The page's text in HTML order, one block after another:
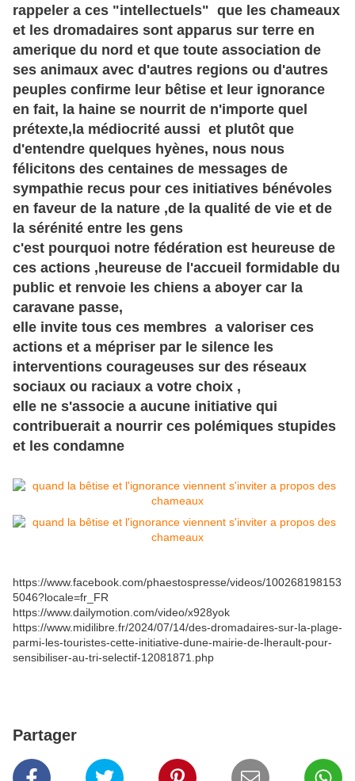
rappeler a ces "intellectuels" que les chameaux
et les dromadaires sont apparus sur terre en
amerique du nord et que toute association de
ses animaux avec d'autres regions ou d'autres
peuples confirme leur bêtise et leur ignorance
en fait, la haine se nourrit de n'importe quel
prétexte,la médiocrité aussi et plutôt que
d'entendre quelques hyènes, nous nous
félicitons des centaines de messages de
sympathie recus pour ces initiatives bénévoles
en faveur de la nature ,de la qualité de vie et de
la sérénité entre les gens
c'est pourquoi notre fédération est heureuse de
ces actions ,heureuse de l'accueil formidable du
public et renvoie les chiens a aboyer car la
caravane passe,
elle invite tous ces membres a valoriser ces
actions et a mépriser par le silence les
interventions courageuses sur des réseaux
sociaux ou raciaux a votre choix ,
elle ne s'associe a aucune initiative qui
contribuerait a nourrir ces polémiques stupides
et les condamne
https://www.facebook.com/phaestospresse/videos/100268198153
5046?locale=fr_FR
https://www.dailymotion.com/video/x928yok
https://www.midilibre.fr/2024/07/14/des-dromadaires-sur-la-plage-
parmi-les-touristes-cette-initiative-dune-mairie-de-lherault-pour-
sensibiliser-au-tri-selectif-12081871.php
Partager